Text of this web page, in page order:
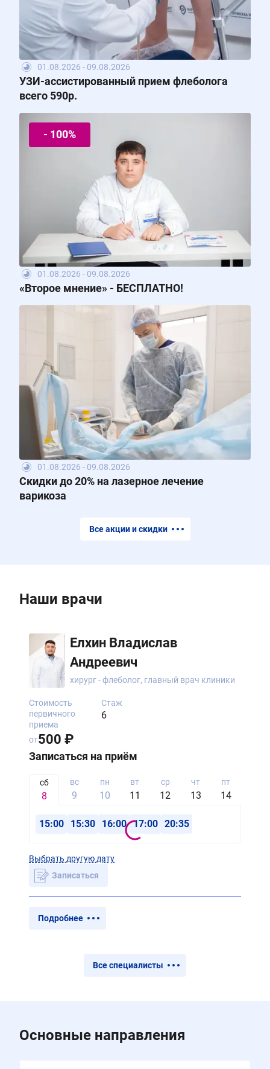
01.08.2026 - 09.08.2026
УЗИ-ассистированный прием флеболога
всего 590р.
- 100%
01.08.2026 - 09.08.2026
«Второе мнение» - БЕСПЛАТНО!
01.08.2026 - 09.08.2026
Скидки до 20% на лазерное лечение
варикоза
Все акции и скидки
Наши врачи
Елхин Владислав
Андреевич
хирург - флеболог, главный врач клиники
Стаж
6
Стоимость
первичного
приема
от500 ₽
Записаться на приём
сб
8
вс
9
пн
10
вт
11
ср
12
чт
13
пт
14
15:00 15:30 16:00 17:00 20:35
Выбрать другую дату
Записаться
Подробнее
Все специалисты
Основные направления